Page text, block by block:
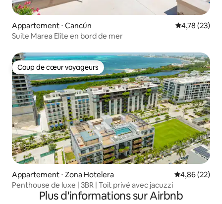
Appartement ⋅ Cancún Évaluation
4,78 (23)
Suite Marea Elite en bord de mer
Coup de cœur voyageurs
Coup de cœur voyageurs
Appartement ⋅ Zona Hotelera Évaluation
4,86 (22)
Penthouse de luxe | 3BR | Toit privé avec jacuzzi
Plus d'informations sur Airbnb